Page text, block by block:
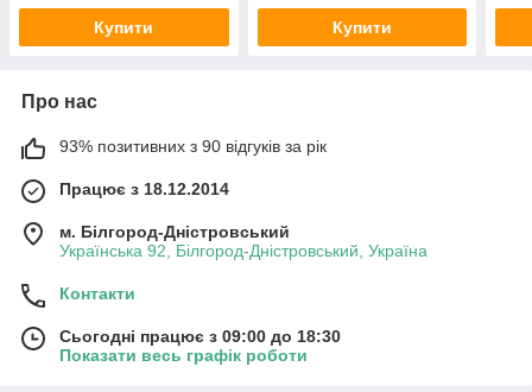
Купити Купити
Про нас
93% позитивних з 90 відгуків за рік
Працює з 18.12.2014
м. Білгород-Дністровський
Українська 92, Білгород-Дністровський, Україна
Контакти
Сьогодні працює з 09:00 до 18:30
Показати весь графік роботи